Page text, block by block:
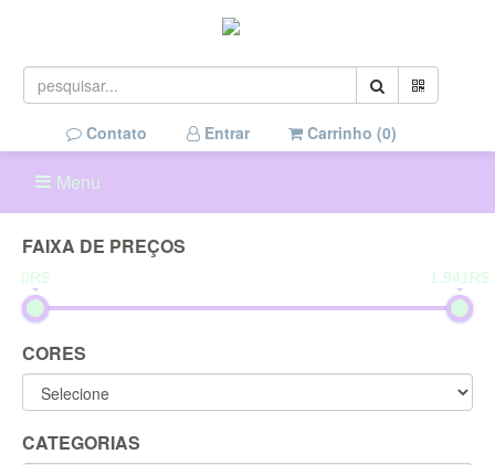
Contato Entrar Carrinho (0)
Menu
FAIXA DE PREÇOS
0R$ 1.941R$
CORES
CATEGORIAS